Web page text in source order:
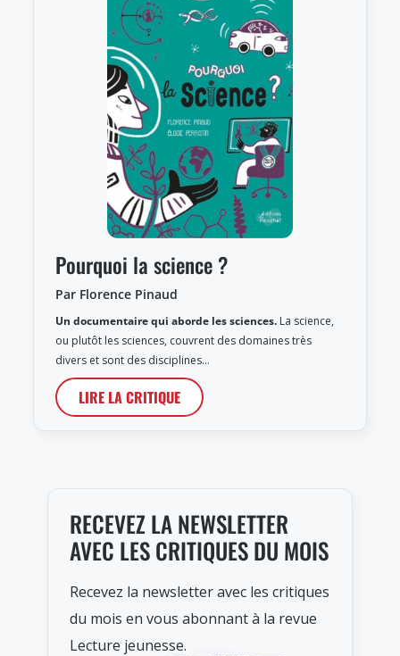
Pourquoi la science ?
Par Florence Pinaud
Un documentaire qui aborde les sciences. La science,
ou plutôt les sciences, couvrent des domaines très
divers et sont des disciplines…
LIRE LA CRITIQUE
RECEVEZ LA NEWSLETTER
AVEC LES CRITIQUES DU MOIS
Recevez la newsletter avec les critiques
du mois en vous abonnant à la revue
Lecture jeunesse.